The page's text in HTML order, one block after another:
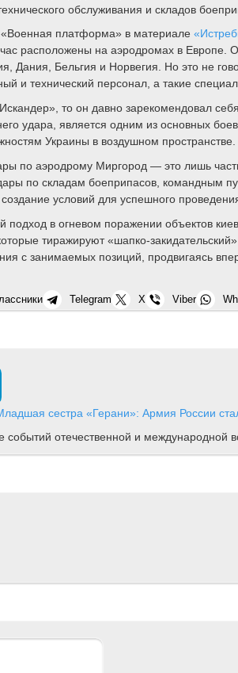
обслуживания и складов
платформа» в материале
расположены на аэродромах в
Дания, Бельгия и Норвегия. Но это не
и технический персонал, а такие
то он давно зарекомендовал
удара, является одним из основных
Украины в воздушном пространстве.
по аэродрому Миргород — это лишь
по складам боеприпасов, командным
условий для успешного
подход в огневом поражении объектов
тиражируют «шапко-
с занимаемых позиций, продвигаясь
Telegram X Viber
сестра «Герани»: Армия России
событий отечественной и